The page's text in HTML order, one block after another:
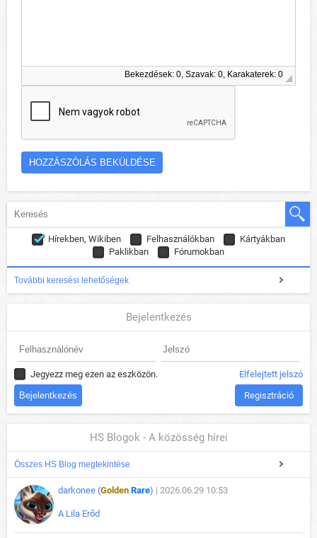
Bekezdések: 0, Szavak: 0, Karakaterek: 0
Hírekben, Wikiben Felhasználókban
Kártyákban
Paklikban
Fórumokban
További keresési lehetőségek
Bejelentkezés
Jegyezz meg ezen az eszközön. Elfelejtett jelszó
Regisztráció
HS Blogok - A közösség hírei
Összes HS Blog megtekintése
darkonee (Golden Rare) | 2026.06.29 10:53
A Lila Erőd